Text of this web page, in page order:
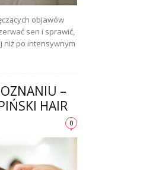
objawów
sen i sprawić,
niż po intensywnym
–
HAIR
0